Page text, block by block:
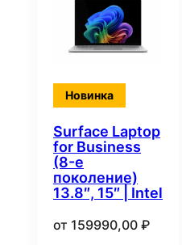
Новинка
Surface Laptop
for Business
(8-е
поколение)
13.8″, 15″ | Intel
от 159990,00 ₽